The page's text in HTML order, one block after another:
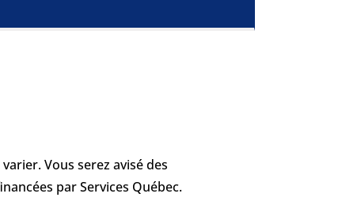
Vous serez avisé des
par Services Québec.